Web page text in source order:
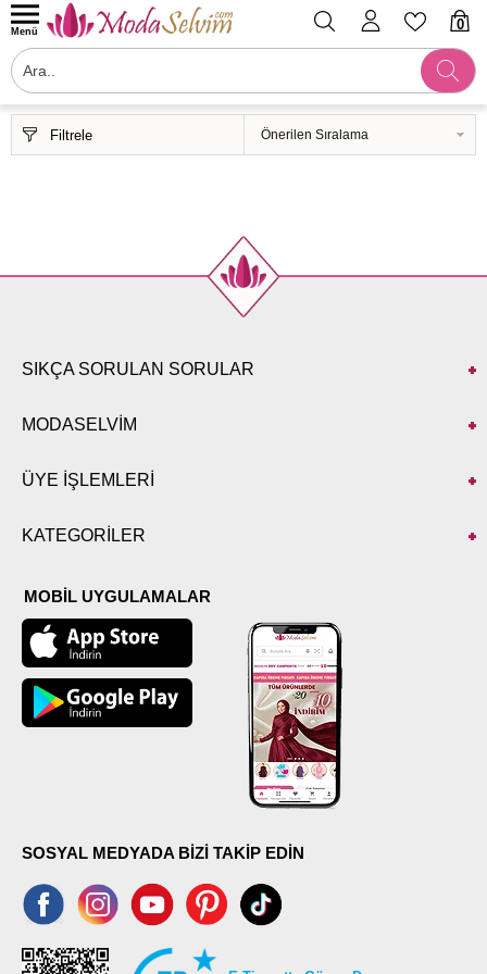
0
Menü
Filtrele
SIKÇA SORULAN SORULAR
MODASELVİM
ÜYE İŞLEMLERİ
KATEGORİLER
MOBİL UYGULAMALAR
SOSYAL MEDYADA BİZİ TAKİP EDİN